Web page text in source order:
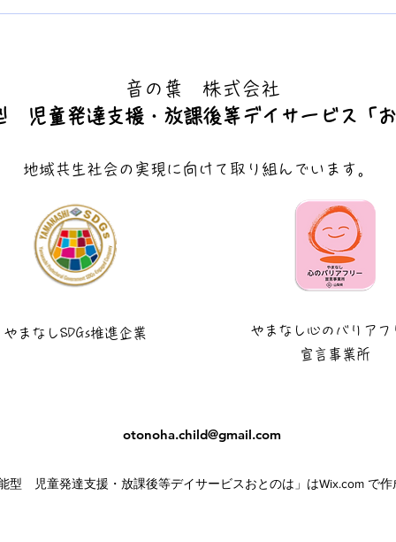
​音の葉 株式会社
児童発達支援・放課後等デイサービス「
地域共生社会の実現に向けて取り組んでいます。
やまなしSDGs推進企業 やまなし 心のバリアフ
宣言事業所
otonoha.child@gmail.com
型 児童発達支援・放課後等デイサービスおとのは」はWix.com で作